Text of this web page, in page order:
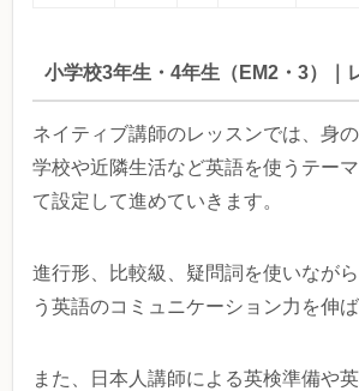
小学校3年生・4年生（EM2・3）｜
ネイティブ講師のレッスンでは、身
学校や近隣生活など英語を使うテー
て設定して進めていきます。
進行形、比較級、疑問詞を使いなが
う英語のコミュニケーション力を伸ば
また、日本人講師による英検準備や